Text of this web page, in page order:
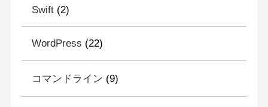
Swift(2)
WordPress (22)
コマンドライン (9)